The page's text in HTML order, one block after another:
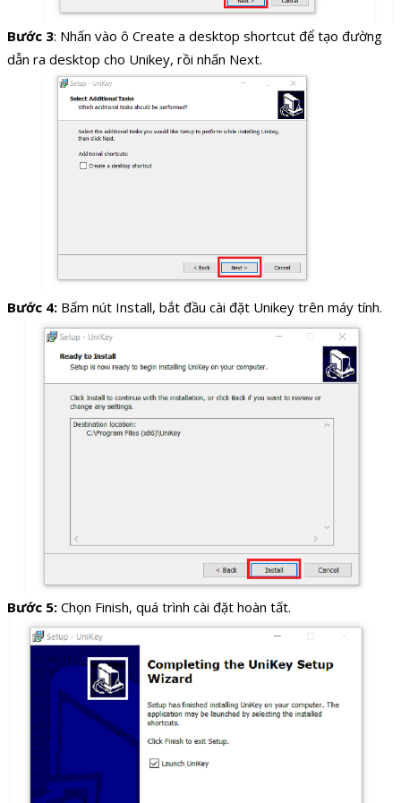
Bước 3: Nhấn vào ô Create a desktop shortcut để tạo đường
dẫn ra desktop cho Unikey, rồi nhấn Next.
Bước 4: Bấm nút Install, bắt đầu cài đặt Unikey trên máy tính.
Bước 5: Chọn Finish, quá trình cài đặt hoàn tất.